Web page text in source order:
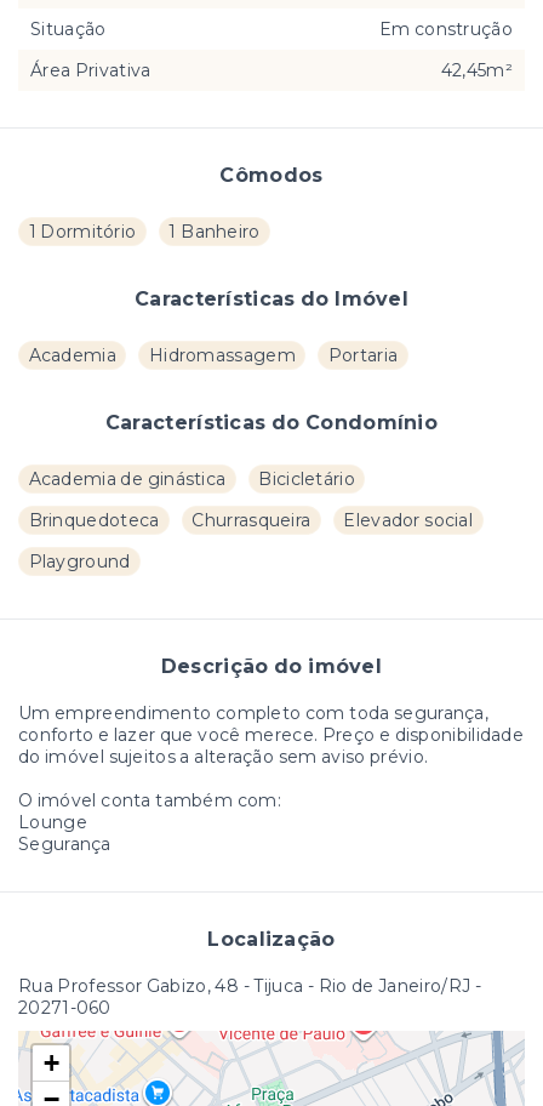
Cômodos
1 Dormitório 1 Banheiro
Características do Imóvel
Academia Hidromassagem Portaria
Características do Condomínio
Academia de ginástica
Bicicletário
Brinquedoteca
Churrasqueira
Elevador social
Playground
Descrição do imóvel
Um empreendimento completo com toda segurança,
conforto e lazer que você merece. Preço e disponibilidade
do imóvel sujeitos a alteração sem aviso prévio.
O imóvel conta também com:
Lounge
Segurança
Localização
Rua Professor Gabizo, 48 - Tijuca - Rio de Janeiro/RJ -
20271-060
+
−
Situação
Em construção
Área Privativa
42,45m²